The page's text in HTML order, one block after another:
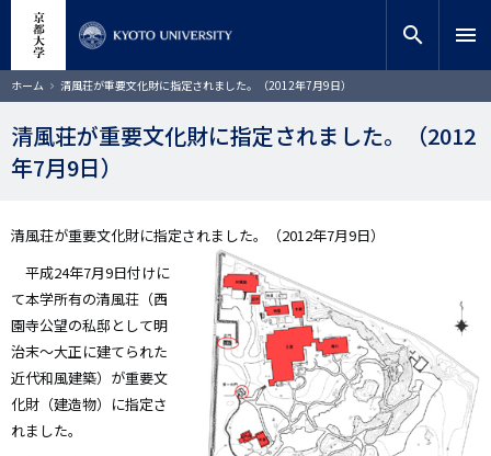
コ
ン
ン
ツ
動
サイト内検索 search menu
ホーム 清風荘が重要文化財に指定されました。（2012年7月9日）
清風荘が重要文化財に指定されました。（2012
年7月9日）
清風荘が重要文化財に指定されました。（2012年7月9日）
平成24年7月9日付けに
て本学所有の清風荘（西
園寺公望の私邸として明
治末～大正に建てられた
近代和風建築）が重要文
化財（建造物）に指定さ
れました。